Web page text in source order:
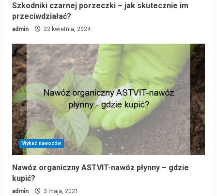
Szkodniki czarnej porzeczki – jak skutecznie im
przeciwdziałać?
admin 22 kwietnia, 2024
Wykaz nawozów
Nawóz organiczny ASTVIT-nawóz płynny – gdzie
kupić?
admin 3 maja, 2021